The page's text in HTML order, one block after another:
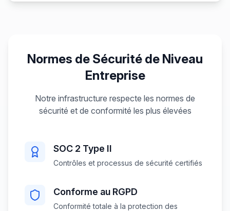
Normes de Sécurité de Niveau
Entreprise
Notre infrastructure respecte les normes de
sécurité et de conformité les plus élevées
SOC 2 Type II
Contrôles et processus de sécurité certifiés
Conforme au RGPD
Conformité totale à la protection des